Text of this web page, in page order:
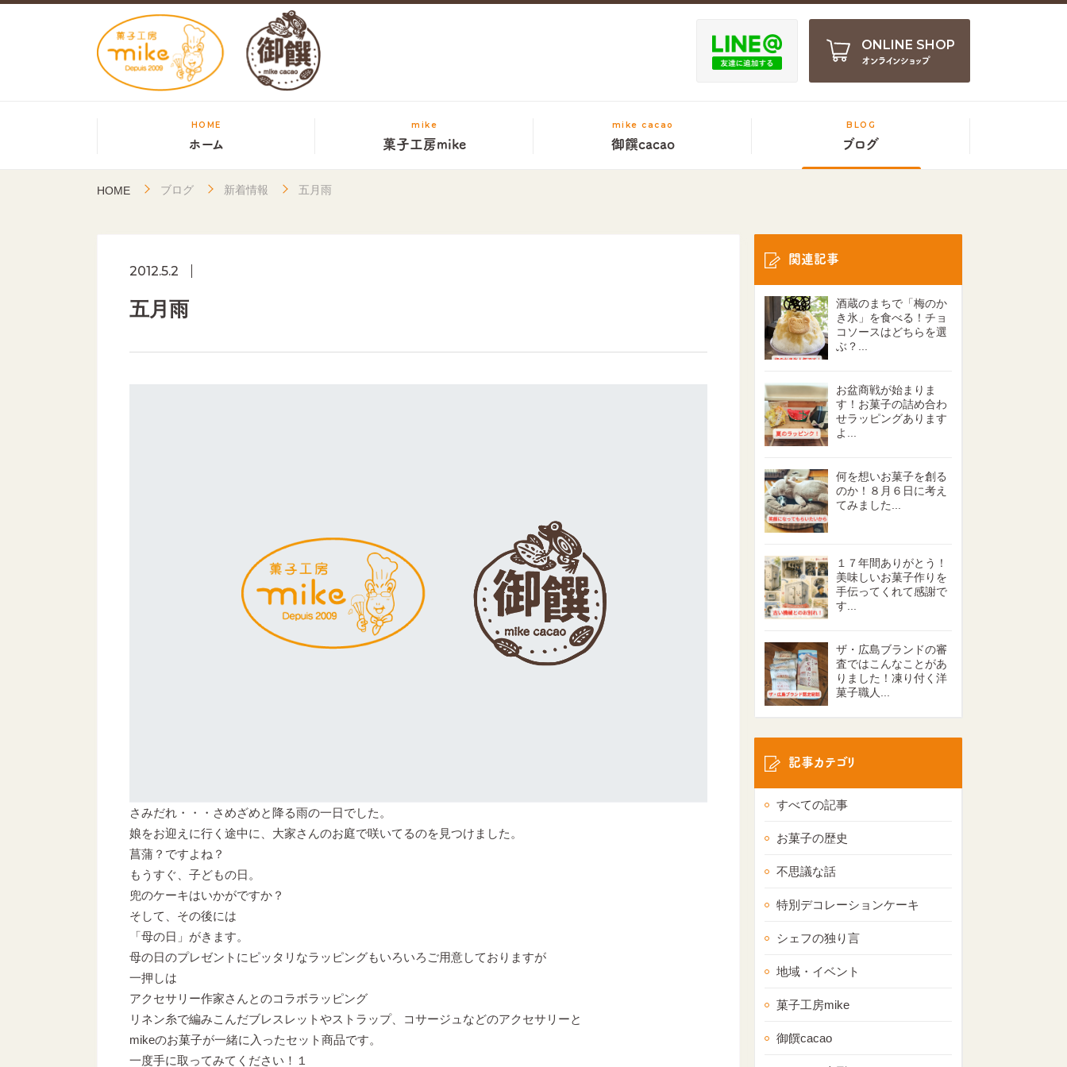
ONLINE SHOP
オンラインショップ
HOME
ホーム
mike
菓子工房mike
mike cacao
御饌cacao
BLOG
ブログ
HOME ブログ 新着情報 五月雨
2012.5.2
五月雨
さみだれ・・・さめざめと降る雨の一日でした。
娘をお迎えに行く途中に、大家さんのお庭で咲いてるのを見つけました。
菖蒲？ですよね？
もうすぐ、子どもの日。
兜のケーキはいかがですか？
そして、その後には
「母の日」がきます。
母の日のプレゼントにピッタリなラッピングもいろいろご用意しておりますが
一押しは
アクセサリー作家さんとのコラボラッピング
リネン糸で編みこんだブレスレットやストラップ、コサージュなどのアクセサリーと
mikeのお菓子が一緒に入ったセット商品です。
一度手に取ってみてください！１
関連記事
酒蔵のまちで「梅のか
き氷」を食べる！チョ
コソースはどちらを選
ぶ？...
お盆商戦が始まりま
す！お菓子の詰め合わ
せラッピングあります
よ...
何を想いお菓子を創る
のか！８月６日に考え
てみました...
１７年間ありがとう！
美味しいお菓子作りを
手伝ってくれて感謝で
す...
ザ・広島ブランドの審
査ではこんなことがあ
りました！凍り付く洋
菓子職人...
記事カテゴリ
すべての記事
お菓子の歴史
不思議な話
特別デコレーションケーキ
シェフの独り言
地域・イベント
菓子工房mike
御饌cacao